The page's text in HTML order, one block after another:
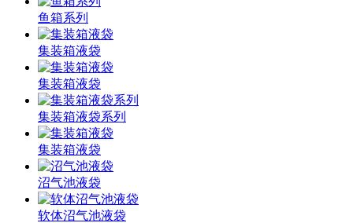
鱼箱系列
集装箱液袋
集装箱液袋
集装箱液袋系列
集装箱液袋
沼气池液袋
软体沼气池液袋